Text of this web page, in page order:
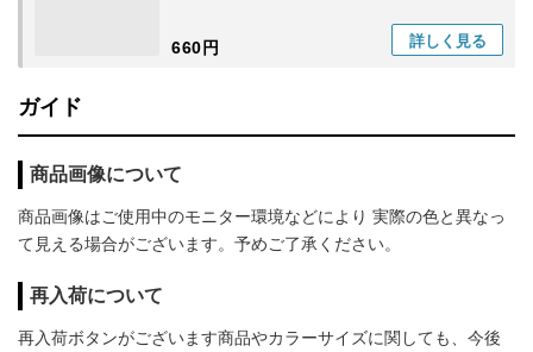
660円 詳しく 見る
ガイド
商品画像について
商品画像はご使用中のモニター環境などにより 実際の色と異なっ
て見える場合がございます。予めご了承ください。
再入荷について
再入荷ボタンがございます商品やカラーサイズに関しても、今後